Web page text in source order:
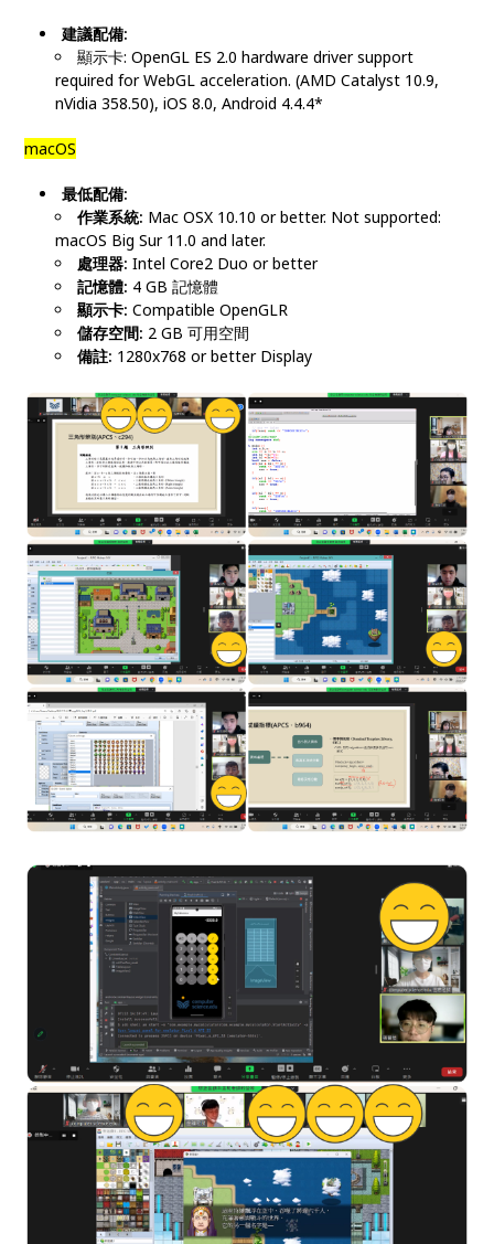
建議配備:
顯示卡: OpenGL ES 2.0 hardware driver support
required for WebGL acceleration. (AMD Catalyst 10.9,
nVidia 358.50), iOS 8.0, Android 4.4.4*
macOS
最低配備:
作業系統: Mac OSX 10.10 or better. Not supported:
macOS Big Sur 11.0 and later.
處理器: Intel Core2 Duo or better
記憶體: 4 GB 記憶體
顯示卡: Compatible OpenGLR
儲存空間: 2 GB 可用空間
備註: 1280x768 or better Display